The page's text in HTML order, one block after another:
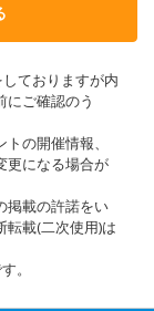
ておりますが内
にご確認のう
の開催情報、
更になる場合が
掲載の許諾をい
転載(二次使用)は
。